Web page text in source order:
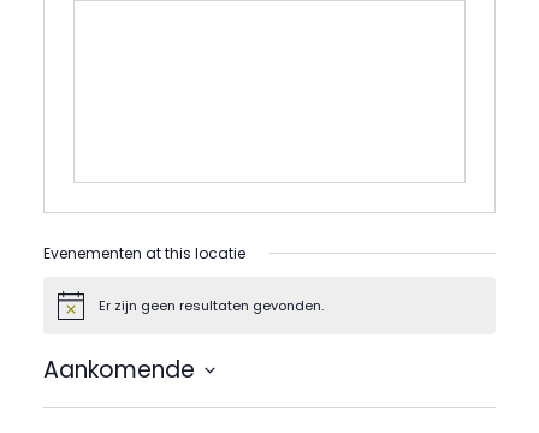
Evenementen at this locatie
BerichtEr zijn geen resultaten gevonden.
Aankomende